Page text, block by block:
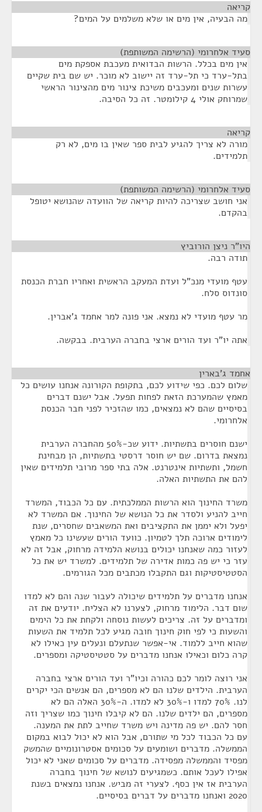
קריאה
מה הבעיה, אין מים או שלא משלמים על המים?
סעיד אלחרומי (הרשימה המשותפת)
אין מים בכלל. הרשות הבדואית מעכבת אספקת מים
בתל-ערד כי תל-ערד זה יישוב לא מוכר. יש שם בית שקיים
עשרות שנים ומעכבים משיכת צינור מים מהצינור הראשי
שמרוחק אולי 4 קילומטר. זה כל הסיבה.
קריאה
מורה לא צריך להגיע לבית ספר שאין בו מים, לא רק
תלמידים.
סעיד אלחרומי (הרשימה המשותפת)
אני חושב שצריכה להיות קריאה של הוועדה שהנושא יטופל
בהקדם.
היו"ר ניצן הורוביץ
תודה רבה.
עטף מועדי מנכ"ל ועדת המעקב הראשית ואחריו חברת הכנסת
סונדוס סלח.
מר עטף מועדי לא נמצא. אני פונה למר אחמד ג'אברין.
אתה יו"ר ועד הורים ארצי בחברה הערבית. בבקשה.
אחמד ג'בארין
שלום לכם. כפי שידוע לכם, בתקופת הקורונה אנחנו עושים כל
מאמץ שהמערכת הזאת לפחות תפעל. אבל ישנם דברים
בסיסיים שהם לא נמצאים, כמו שהזכיר לפני חבר הכנסת
אלחרומי.
ישנם חוסרים בתשתיות. ידוע שכ-50% מהחברה הערבית
נמצאת בדרום. שם יש חוסר דרסטי בתשתיות, הן מבחינת
חשמל, ותשתיות אינטרנט. אלה בתי ספר מרובי תלמידים שאין
להם את התשתיות האלה.
משרד החינוך הוא הרשות הממלכתית. עם כל הכבוד, המשרד
חייב להניע ולסדר את כל הנושא של החינוך. אם המשרד לא
יפעל ולא יממן את התקציבים ואת המשאבים שחסרים, שנת
לימודים ארוכה תלך לטמיון. כוועד הורים שעשינו כל מאמץ
לעזור כמה שאנחנו יכולים בנושא הלמידה מרחוק, אבל זה לא
עזר כי יש פה כמות אדירה של תלמידים. למשרד יש את כל
הסטטיסטיקות וגם התקבלו מכתבים מכל הגורמים.
אנחנו מדברים על תלמידים שיכולה לעבור שנה והם לא למדו
שום דבר. הלימוד מרחוק, לצערנו לא הצליח. יודעים את זה
ומדברים על זה. צריכים לעשות נוסחה ולקחת את כל הימים
והשעות כי לפי חוק חינוך חובה מגיע לכל תלמיד את השעות
שהוא חייב ללמוד. אי-אפשר שנתעלם ונעלים עין כאילו לא
קרה כלום וכאילו אנחנו מדברים על סטטיסטיקה ומספרים.
אני רוצה לומר לכם כהורה וכיו"ר ועד הורים ארצי בחברה
הערבית. הילדים שלנו הם לא מספרים, הם אנשים הכי יקרים
לנו. 70% למדו ו-30% לא למדו. ה-30% האלה הם לא
מספרים, הם ילדים שלנו. הם לא קיבלו חינוך כמו שצריך וזה
חסר להם. יש פה מדינה ויש משרד שחייב לתת את המענה.
עם כל הכבוד לכל מי שתורם, אבל הוא לא יכול לבוא במקום
הממשלה. מדברים ושומעים על סכומים אסטרונומיים שהמשק
מפסיד והממשלה מפסידה. מדברים על סכומים שאני לא יכול
אפילו לעכל אותם. כשמגיעים לנושא של חינוך בחברה
הערבית אז אין כסף. לצערי זה מביש. אנחנו נמצאים בשנת
2020 ואנחנו מדברים על דברים בסיסיים.